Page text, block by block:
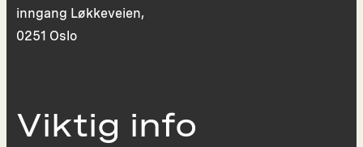
inngang Løkkeveien,
0251 Oslo
Viktig info